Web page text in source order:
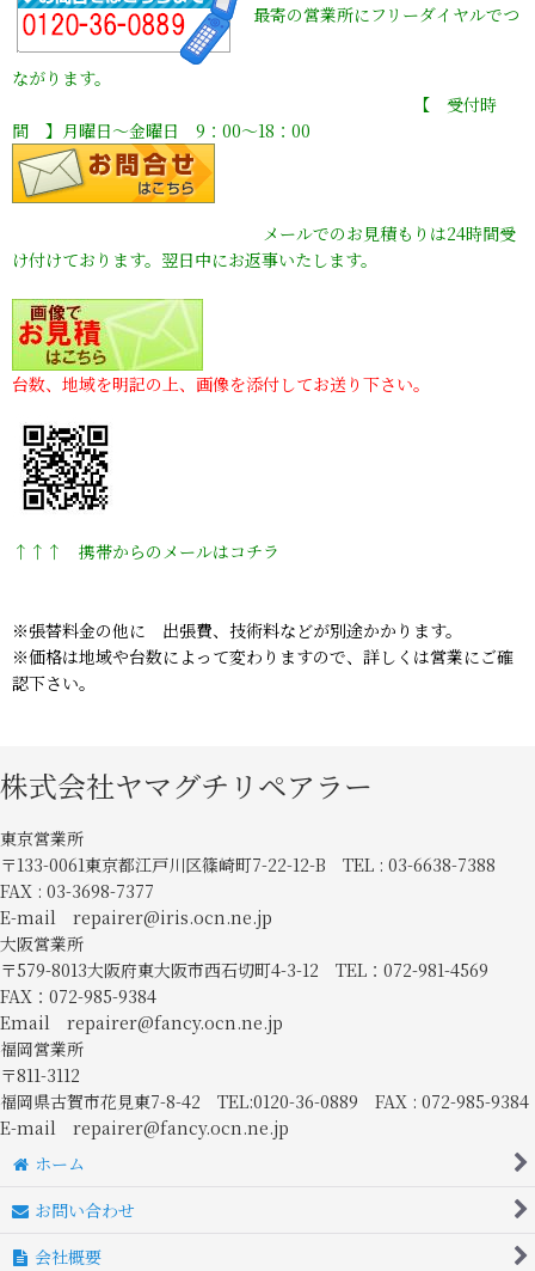
最寄の営業所にフリーダイヤルでつ
ながります。
【 受付時
間 】月曜日〜金曜日 9：00〜18：00
メールでのお見積もりは24時間受
け付けております。翌日中にお返事いたします。
台数、地域を明記の上、画像を添付してお送り下さい。
↑↑↑ 携帯からのメールはコチラ
※張替料金の他に 出張費、技術料などが別途かかります。
※価格は地域や台数によって変わりますので、詳しくは営業にご確
認下さい。
株式会社ヤマグチリペアラー
東京営業所
〒133-0061東京都江戸川区篠崎町7-22-12-B TEL : 03-6638-7388
FAX : 03-3698-7377
E-mail repairer@iris.ocn.ne.jp
大阪営業所
〒579-8013大阪府東大阪市西石切町4-3-12 TEL：072-981-4569
FAX：072-985-9384
Email repairer@fancy.ocn.ne.jp
福岡営業所
〒811-3112
福岡県古賀市花見東7-8-42 TEL:0120-36-0889 FAX : 072-985-9384
E-mail repairer@fancy.ocn.ne.jp
ホーム
お問い合わせ
会社概要